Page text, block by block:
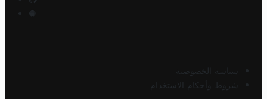
سياسة الخصوصية
شروط وأحكام الاستخدام